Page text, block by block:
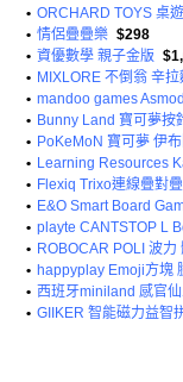
• ORCHARD TOYS 桌
• 情侶疊疊樂 $298
• 資優數學 親子金版
• MIXLORE 不倒翁 辛
• mandoo games
• Bunny Land 寶可夢按
• PoKeMoN 寶可夢 伊
• Learning Resources
• Flexiq Trixo連線疊對
• E&O Smart Board
• playte CANTSTOP L
• ROBOCAR POLI 波
• happyplay Emoji方塊
• 西班牙miniland 感官
• GIIKER 智能磁力益智